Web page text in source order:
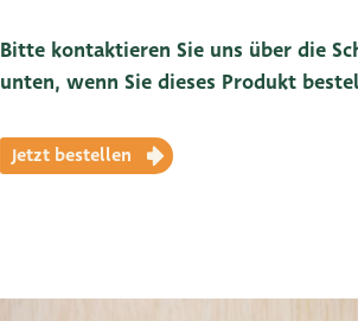
Bitte kontaktieren Sie uns über die
unten, wenn Sie dieses Produkt
Jetzt bestellen